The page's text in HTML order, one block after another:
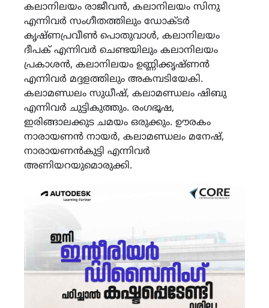
കലാനിലയം രാജീവൻ, കലാനിലയം സിനു
എന്നിവർ സംഗീതത്തിലും ഡോക്ടർ
കൃഷ്ണപ്രവീൺ പൊതുവാൾ, കലാനിലയം
ദീപക് എന്നിവർ ചെണ്ടയിലും കലാനിലയം
പ്രകാശൻ, കലാനിലയം ഉണ്ണിക്കൃഷ്ണൻ
എന്നിവർ മദ്ദളത്തിലും അകമ്പടിയേകി.
കലാമണ്ഡലം സുധീഷ്, കലാമണ്ഡലം ഷിബു
എന്നിവർ ചുട്ടികുത്തും. രംഗഭൂഷ,
ഇരിങ്ങാലക്കുട ചമയം ഒരുക്കും. ഊരകം
നാരായണൻ നായർ, കലാമണ്ഡലം മനേഷ്,
നാരായണൻകുട്ടി എന്നിവർ
അണിയറയുമൊരുക്കി.